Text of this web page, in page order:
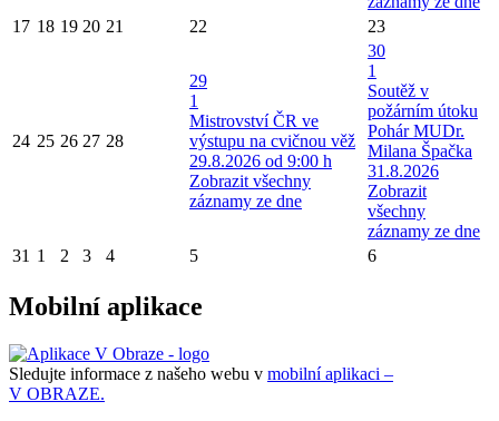
17 18 19 20 21 22 23
24 25 26 27 28
29
1
Mistrovství ČR ve
výstupu na cvičnou věž
29.8.2026 od 9:00 h
Zobrazit všechny
záznamy ze dne
30
1
Soutěž v
požárním útoku
Pohár MUDr.
Milana Špačka
31.8.2026
Zobrazit
všechny
záznamy ze dne
31 1 2 3 4 5 6
Mobilní aplikace
Sledujte informace z našeho webu v mobilní aplikaci –
V OBRAZE.